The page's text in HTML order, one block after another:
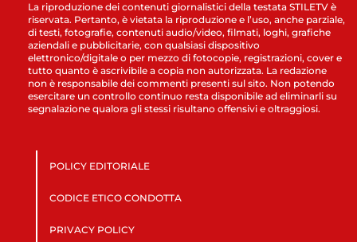
La riproduzione dei contenuti giornalistici della testata STILETV è
riservata. Pertanto, è vietata la riproduzione e l’uso, anche parziale,
di testi, fotografie, contenuti audio/video, filmati, loghi, grafiche
aziendali e pubblicitarie, con qualsiasi dispositivo
elettronico/digitale o per mezzo di fotocopie, registrazioni, cover e
tutto quanto è ascrivibile a copia non autorizzata. La redazione
non è responsabile dei commenti presenti sul sito. Non potendo
esercitare un controllo continuo resta disponibile ad eliminarli su
segnalazione qualora gli stessi risultano offensivi e oltraggiosi.
POLICY EDITORIALE
CODICE ETICO CONDOTTA
PRIVACY POLICY